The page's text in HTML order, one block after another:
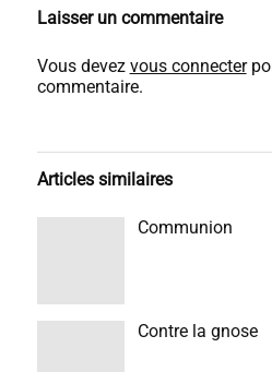
Laisser un commentaire
Vous devez vous connecter
commentaire.
Articles similaires
Communion
Contre la gnose